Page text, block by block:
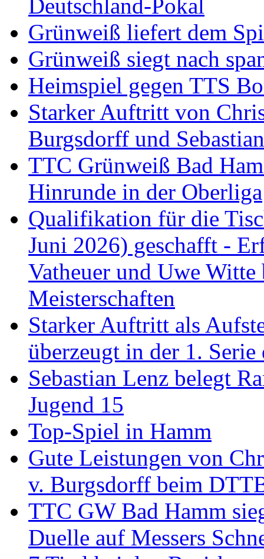
Deutschland-Pokal
Grünweiß liefert dem
Grünweiß siegt nach
Heimspiel gegen TTS
Starker Auftritt von
Burgsdorff und
TTC Grünweiß Bad
Hinrunde in der Oberliga
Qualifikation für die
Juni 2026) geschafft -
Vatheuer und Uwe Witte
Meisterschaften
Starker Auftritt als
überzeugt in der 1.
Sebastian Lenz belegt
Jugend 15
Top-Spiel in Hamm
Gute Leistungen von
v. Burgsdorff beim
TTC GW Bad Hamm
Duelle auf Messers